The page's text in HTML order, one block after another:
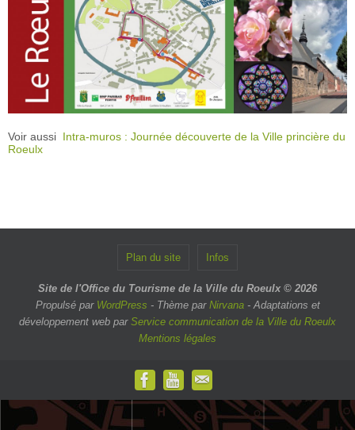
Voir aussi Intra-muros : Journée découverte de la Ville princière du
Roeulx
Plan du site Infos
Site de l'Office du Tourisme de la Ville du Roeulx © 2026
Propulsé par WordPress - Thème par Nirvana- Adaptations et
développement web par Service communication de la Ville du Roeulx
Mentions légales